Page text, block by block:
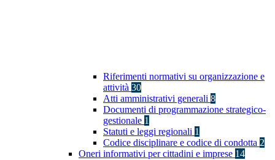
Riferimenti normativi su organizzazione e
attività 30
Atti amministrativi generali 8
Documenti di programmazione strategico-
gestionale 1
Statuti e leggi regionali 1
Codice disciplinare e codice di condotta 2
Oneri informativi per cittadini e imprese 14